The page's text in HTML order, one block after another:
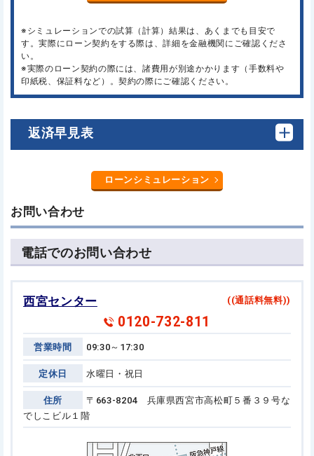
※シミュレーションでの試算（計算）結果は、あくまでも目安で
す。実際にローン契約をする際は、詳細を金融機関にご確認くださ
い。
※実際のローン契約の際には、諸費用が別途かかります（手数料や
印紙税、保証料など）。契約の際にご確認ください。
返済早見表
ローンシミュレーション
お問い合わせ
電話でのお問い合わせ
西宮センター ((通話料無料))
0120-732-811
営業時間 09:30～17:30
定休日 水曜日・祝日
住所 〒663-8204 兵庫県西宮市高松町５番３９号な
でしこビル１階